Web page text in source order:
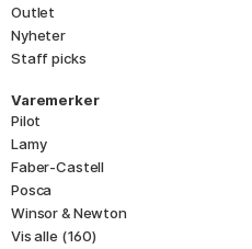
Outlet
Nyheter
Staff picks
Varemerker
Pilot
Lamy
Faber-Castell
Posca
Winsor & Newton
Vis alle (160)